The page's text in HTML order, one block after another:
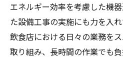
エネルギー効率を考慮した機
た設備工事の実施にも力を入れ
飲食店における日々の業務を
取り組み、長時間の作業でも